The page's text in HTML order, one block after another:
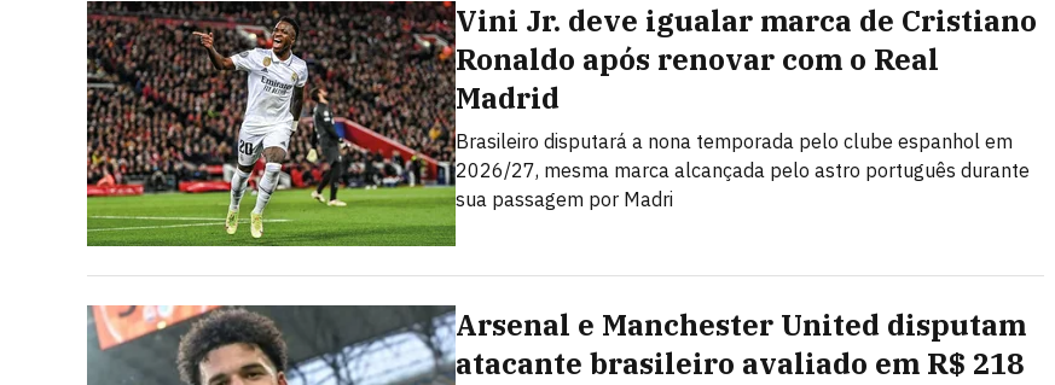
Vini Jr. deve igualar marca de Cristiano
Ronaldo após renovar com o Real
Madrid
Brasileiro disputará a nona temporada pelo clube espanhol em
2026/27, mesma marca alcançada pelo astro português durante
sua passagem por Madri
Arsenal e Manchester United disputam
atacante brasileiro avaliado em R$ 218